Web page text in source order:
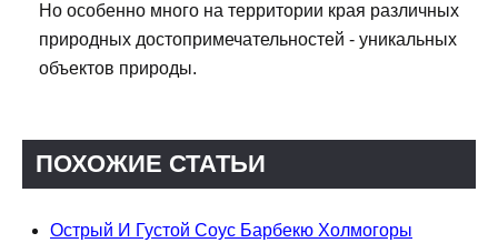
Но особенно много на территории края различных
природных достопримечательностей - уникальных
объектов природы.
ПОХОЖИЕ СТАТЬИ
Острый И Густой Соус Барбекю Холмогоры